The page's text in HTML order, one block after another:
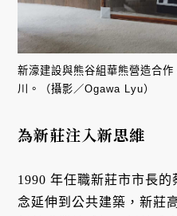
新濠建設與熊谷組華熊營造合
川。（攝影／Ogawa Lyu）
為新莊注入新思維
1990 年任職新莊市市長
念延伸到公共建築，新莊